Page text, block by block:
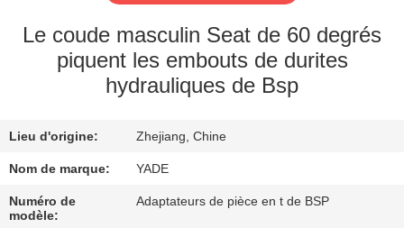
VISITE
D'USINE
DE
QUALITÉ
Le coude masculin Seat de 60 degrés
piquent les embouts de durites
hydrauliques de Bsp
Lieu d'origine: Zhejiang, Chine
Nom de marque: YADE
Numéro de
modèle:
Adaptateurs de pièce en t de BSP